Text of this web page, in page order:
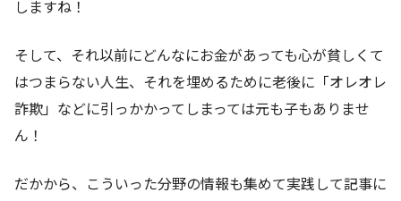
しますね！
そして、それ以前にどんなにお金があっても心が貧しくて
はつまらない人生、それを埋めるために老後に「オレオレ
詐欺」などに引っかかってしまっては元も子もありませ
ん！
だかから、こういった分野の情報も集めて実践して記事に